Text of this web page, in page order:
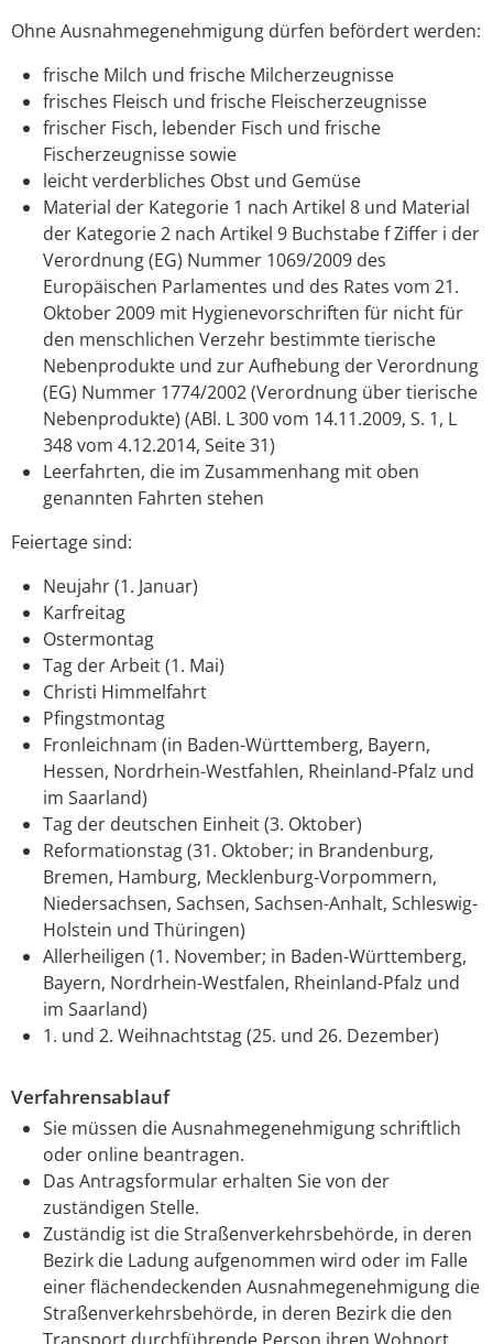
Ohne Ausnahmegenehmigung dürfen befördert werden:
frische Milch und frische Milcherzeugnisse
frisches Fleisch und frische Fleischerzeugnisse
frischer Fisch, lebender Fisch und frische
Fischerzeugnisse sowie
leicht verderbliches Obst und Gemüse
Material der Kategorie 1 nach Artikel 8 und Material
der Kategorie 2 nach Artikel 9 Buchstabe f Ziffer i der
Verordnung (EG) Nummer 1069/2009 des
Europäischen Parlamentes und des Rates vom 21.
Oktober 2009 mit Hygienevorschriften für nicht für
den menschlichen Verzehr bestimmte tierische
Nebenprodukte und zur Aufhebung der Verordnung
(EG) Nummer 1774/2002 (Verordnung über tierische
Nebenprodukte) (ABl. L 300 vom 14.11.2009, S. 1, L
348 vom 4.12.2014, Seite 31)
Leerfahrten, die im Zusammenhang mit oben
genannten Fahrten stehen
Feiertage sind:
Neujahr (1. Januar)
Karfreitag
Ostermontag
Tag der Arbeit (1. Mai)
Christi Himmelfahrt
Pfingstmontag
Fronleichnam (in Baden-Württemberg, Bayern,
Hessen, Nordrhein-Westfahlen, Rheinland-Pfalz und
im Saarland)
Tag der deutschen Einheit (3. Oktober)
Reformationstag (31. Oktober; in Brandenburg,
Bremen, Hamburg, Mecklenburg-Vorpommern,
Niedersachsen, Sachsen, Sachsen-Anhalt, Schleswig-
Holstein und Thüringen)
Allerheiligen (1. November; in Baden-Württemberg,
Bayern, Nordrhein-Westfalen, Rheinland-Pfalz und
im Saarland)
1. und 2. Weihnachtstag (25. und 26. Dezember)
Verfahrensablauf
Sie müssen die Ausnahmegenehmigung schriftlich
oder online beantragen.
Das Antragsformular erhalten Sie von der
zuständigen Stelle.
Zuständig ist die Straßenverkehrsbehörde, in deren
Bezirk die Ladung aufgenommen wird oder im Falle
einer flächendeckenden Ausnahmegenehmigung die
Straßenverkehrsbehörde, in deren Bezirk die den